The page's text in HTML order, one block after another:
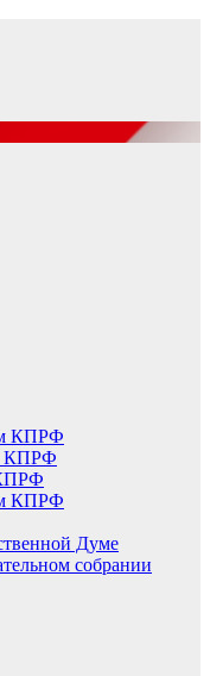
КПРФ
КПРФ
КПРФ
Думе
собрании